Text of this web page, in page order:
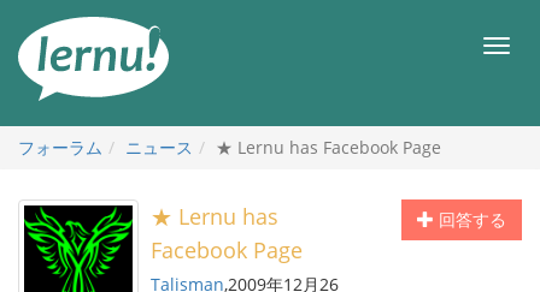
メ
フォーラム
ニュース ★ Lernu has Facebook Page
回答する
★ Lernu has
Facebook Page
Talisman,2009年12月26